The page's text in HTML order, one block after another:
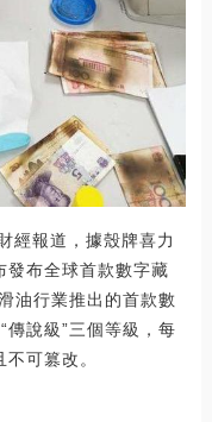
經報道，據殼牌喜力
發布全球首款數字藏
油行業推出的首款數
傳說級”三個等級，每
可篡改。